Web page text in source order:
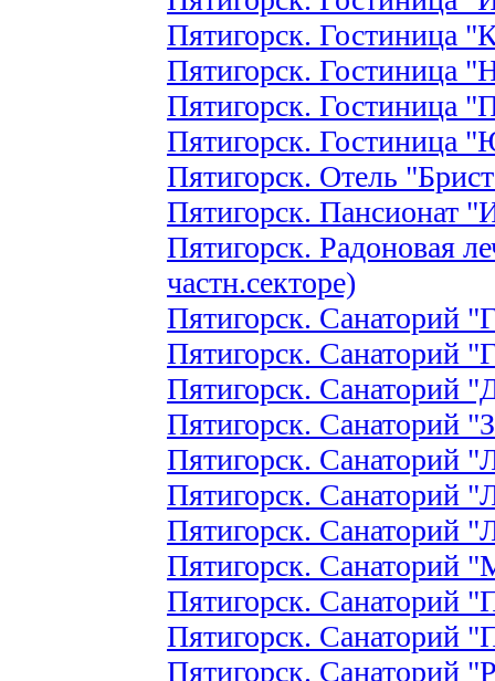
Пятигорск. Гостиница
Пятигорск. Гостиница
Пятигорск. Гостиница
Пятигорск. Гостиница
Пятигорск. Отель
Пятигорск. Пансионат
Пятигорск. Радоновая
частн.секторе)
Пятигорск. Санаторий
Пятигорск. Санаторий
Пятигорск. Санаторий
Пятигорск. Санаторий
Пятигорск. Санаторий
Пятигорск. Санаторий
Пятигорск. Санаторий
Пятигорск. Санаторий
Пятигорск. Санаторий
Пятигорск. Санаторий
Пятигорск. Санаторий